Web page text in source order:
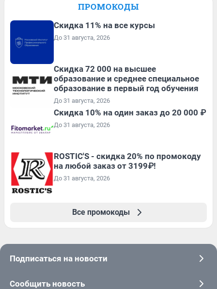
ПРОМОКОДЫ
Скидка 11% на все курсы
До 31 августа, 2026
Скидка 72 000 на высшее
образование и среднее специальное
образование в первый год обучения
До 31 августа, 2026
Скидка 10% на один заказ до 20 000 ₽
До 31 августа, 2026
ROSTIC'S - скидка 20% по промокоду
на любой заказ от 3199₽!
До 31 августа, 2026
Все промокоды
Подписаться на новости
Сообщить новость